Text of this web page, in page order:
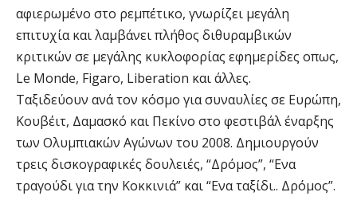
αφιερωμένο στο ρεμπέτικο, γνωρίζει μεγάλη
επιτυχία και λαμβάνει πλήθος διθυραμβικών
κριτικών σε μεγάλης κυκλοφορίας εφημερίδες οπως,
Le Monde, Figaro, Liberation και άλλες.
Ταξιδεύουν ανά τον κόσμο για συναυλίες σε Ευρώπη,
Κουβέιτ, Δαμασκό και Πεκίνο στο φεστιβάλ έναρξης
των Ολυμπιακών Αγώνων του 2008. Δημιουργούν
τρεις δισκογραφικές δουλειές, “Δρόμος”, “Ενα
τραγούδι για την Κοκκινιά” και “Ενα ταξίδι.. Δρόμος”.